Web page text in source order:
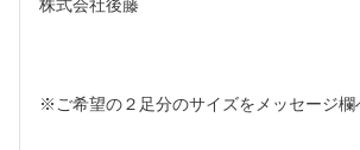
株式会社後藤
※ご希望の２足分のサイズをメッセージ欄